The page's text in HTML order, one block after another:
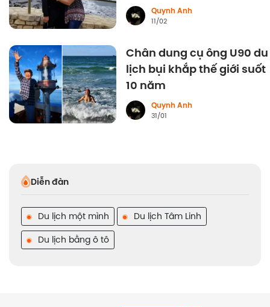
Quynh Anh
11/02
Chân dung cụ ông U90 du
lịch bụi khắp thế giới suốt
10 năm
Quynh Anh
31/01
Diễn đàn
Du lịch một mình
Du lịch Tâm Linh
Du lịch bằng ô tô